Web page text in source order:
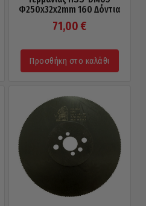
Φ250x32x2mm 160 Δόντια
71,00€
Προσθήκη στο καλάθι